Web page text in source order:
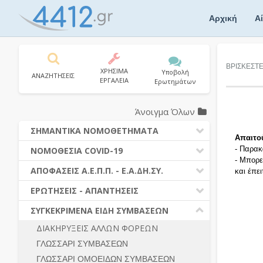
Αρχική
-
-
και
ΑΝΑΖΗΤΗΣΕΙΣ
ΧΡΗΣΙΜΑ
ΕΡΓΑΛΕΙΑ
Υποβολή
Ερωτημάτων
Άνοιγμα Όλων
ΣΗΜΑΝΤΙΚΑ ΝΟΜΟΘΕΤΗΜΑΤΑ
ΔΗΜΟΣΙΕΣ ΣΥΜΒΑΣΕΙΣ (Ν. 4412/2016)
ΔΗΜΟΤΙΚΟΣ ΚΩΔΙΚΑΣ (Ν.3463/2006)
ΚΑΛΛΙΚΡΑΤΗΣ (Ν.3852/2010)
ΝΟΜΟΘΕΣΙΑ - ΝΟΜΟΛΟΓΙΑ (ΣΥΝΟΛΟ)
ΝΟΜΟΘΕΣΙΑ COVID-19
ΝΟΜΟΘΕΣΙΑ - ΝΟΜΟΛΟΓΙΑ COVID -19
ΕΡΩΤΗΣΕΙΣ - ΑΠΑΝΤΗΣΕΙΣ
ΑΠΟΦΑΣΕΙΣ Α.Ε.Π.Π. - Ε.Α.ΔΗ.ΣΥ.
ΠΡΟΔΙΚΑΣΤΙΚΗ ΠΡΟΣΦΥΓΗ
ΓΕΝΙΚΟΙ ΚΑΝΟΝΕΣ
ΔΙΚΑΙΟΥΜΕΝΟΙ ΣΥΜΜΕΤΟΧΗΣ
ΠΡΟΣΦΟΡΕΣ – ΔΙΚΑΙΟΛΟΓΗΤΙΚΑ
ΣΥΜΜΕΤΟΧΗΣ
ΕΡΩΤΗΣΕΙΣ - ΑΠΑΝΤΗΣΕΙΣ
Ν. 4782/2021 - ΤΡΟΠΟΠΟΙΗΣΗ
4412/2016
ΔΙΕΞΑΓΩΓΗ ΔΙΑΔΙΚΑΣΙΑΣ
ΔΙΑΔΙΚΑΣΙΕΣ ΑΝΑΘΕΣΗΣ
ΣΥΓΚΕΚΡΙΜΕΝΑ ΕΙΔΗ ΣΥΜΒΑΣΕΩΝ
ΔΙΑΚΗΡΥΞΕΙΣ ΑΛΛΩΝ ΦΟΡΕΩΝ
ΓΛΩΣΣΑΡΙ ΣΥΜΒΑΣΕΩΝ
ΓΛΩΣΣΑΡΙ ΟΜΟΕΙΔΩΝ ΣΥΜΒΑΣΕΩΝ